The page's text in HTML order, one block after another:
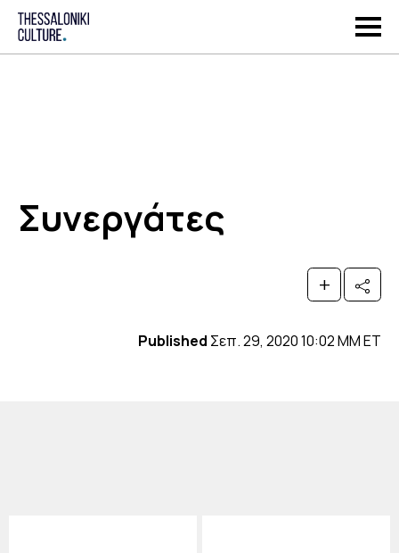
Συνεργάτες
+
Published Σεπ. 29, 2020 10:02 ΜΜ ET